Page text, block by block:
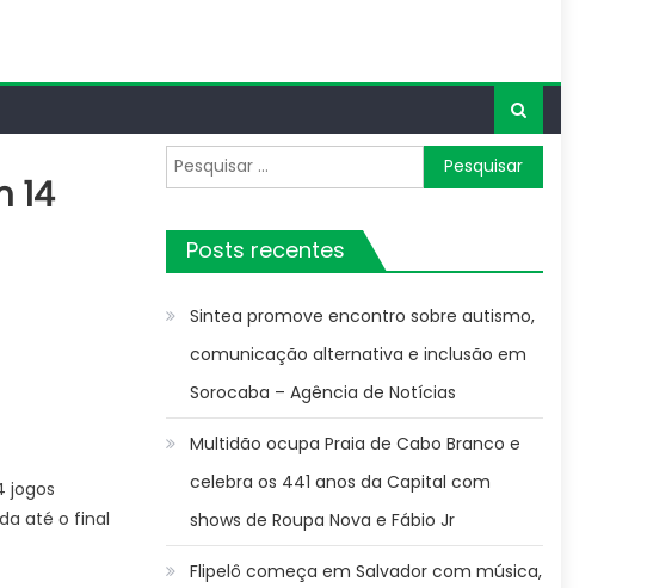
14
jogos
até o final
Pesquisar
por:
Posts recentes
Sintea promove encontro sobre autismo,
comunicação alternativa e inclusão em
Sorocaba – Agência de Notícias
Multidão ocupa Praia de Cabo Branco e
celebra os 441 anos da Capital com
shows de Roupa Nova e Fábio Jr
Flipelô começa em Salvador com música,